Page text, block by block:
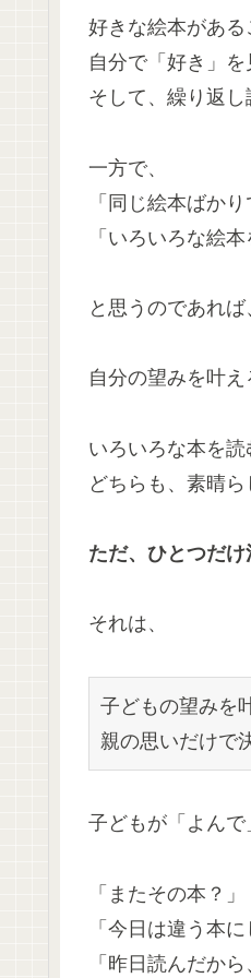
好きな絵本がある
自分で「好き」を
そして、繰り返し
一方で、
「同じ絵本ばか
「いろいろな絵
と思うのであれば
自分の望みを叶
いろいろな本を読
どちらも、素晴ら
ただ、ひとつだけ
それは、
子どもの望みを
親の思いだけで
子どもが「よん
「またその本？」
「今日は違う本に
「昨日読んだか